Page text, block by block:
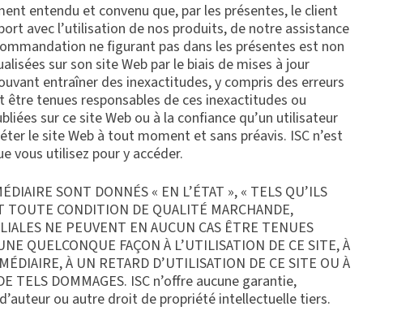
entendu et convenu que, par les présentes, le client
avec l’utilisation de nos produits, de notre assistance
ne figurant pas dans les présentes est non
sur son site Web par le biais de mises à jour
entraîner des inexactitudes, y compris des erreurs
tenues responsables de ces inexactitudes ou
sur ce site Web ou à la confiance qu’un utilisateur
le site Web à tout moment et sans préavis. ISC n’est
vous utilisez pour y accéder.
SONT DONNÉS « EN L’ÉTAT », « TELS QU’ILS
TOUTE CONDITION DE QUALITÉ MARCHANDE,
NE PEUVENT EN AUCUN CAS ÊTRE TENUES
QUELCONQUE FAÇON À L’UTILISATION DE CE SITE, À
À UN RETARD D’UTILISATION DE CE SITE OU À
TELS DOMMAGES. ISC n’offre aucune garantie,
ou autre droit de propriété intellectuelle tiers.